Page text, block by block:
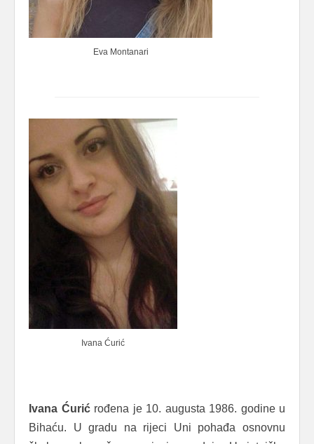
Eva Montanari
Ivana Ćurić
Ivana Ćurićrođena je 10. augusta 1986. godine u
Bihaću. U gradu na rijeci Uni pohađa osnovnu